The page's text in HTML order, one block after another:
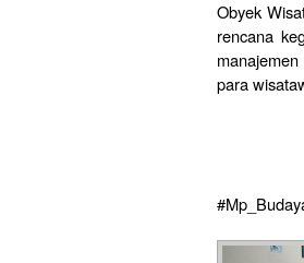
Obyek
rencana
para